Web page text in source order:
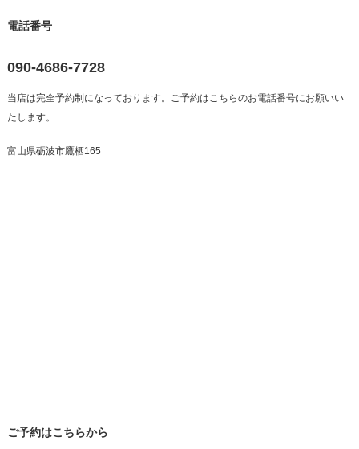
電話番号
090-4686-7728
当店は完全予約制になっております。ご予約はこちらのお電話番号にお願いい
たします。
富山県砺波市鷹栖165
ご予約はこちらから